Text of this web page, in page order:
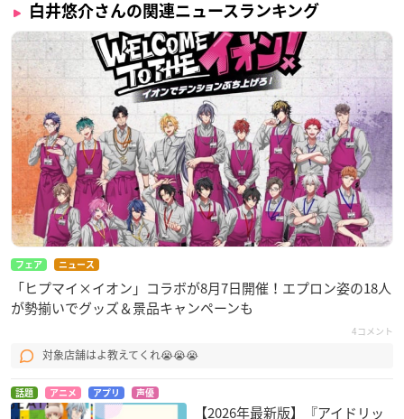
白井悠介さんの関連ニュースランキング
フェア ニュース
「ヒプマイ×イオン」コラボが8月7日開催！エプロン姿の18人
が勢揃いでグッズ＆景品キャンペーンも
4コメント
対象店舗はよ教えてくれ😭😭😭
話題 アニメ アプリ 声優
【2026年最新版】『アイドリッ